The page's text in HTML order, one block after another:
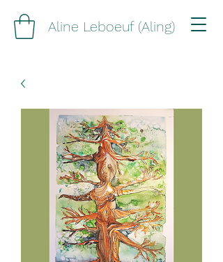
Aline Leboeuf (Aling)